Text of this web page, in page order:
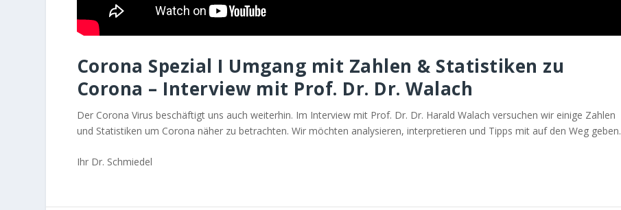
Corona Spezial I Umgang mit Zahlen & Statistiken zu
Corona – Interview mit Prof. Dr. Dr. Walach
Der Corona Virus beschäftigt uns auch weiterhin. Im Interview mit Prof. Dr. Dr. Harald Walach versuchen wir einige Zahlen
und Statistiken um Corona näher zu betrachten. Wir möchten analysieren, interpretieren und Tipps mit auf den Weg geben.
Ihr Dr. Schmiedel